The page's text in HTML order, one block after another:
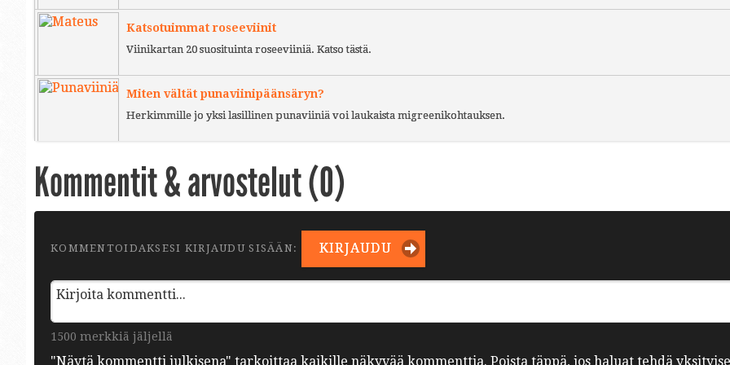
Katsotuimmat roseeviinit
Viinikartan 20 suosituinta roseeviiniä. Katso tästä.
Miten vältät punaviinipäänsäryn?
Herkimmille jo yksi lasillinen punaviiniä voi laukaista migreenikohtauksen.
Kommentit & arvostelut (0)
KOMMENTOIDAKSESI KIRJAUDU SISÄÄN: KIRJAUDU
1500 merkkiä jäljellä
"Näytä kommentti julkisena" tarkoittaa kaikille näkyvää kommenttia. Poista täppä, jos haluat tehdä